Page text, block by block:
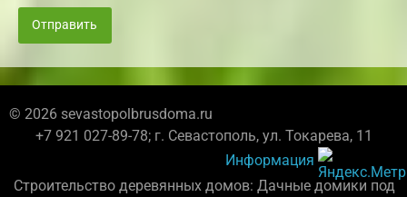
Отправить
© 2026 sevastopolbrusdoma.ru
+7 921 027-89-78; г. Севастополь, ул. Токарева, 11
Информация
Строительство деревянных домов: Дачные домики под